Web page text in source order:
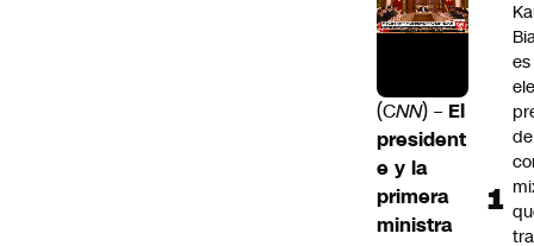
(CNN) – El
president
e y la
primera
ministra
es
de